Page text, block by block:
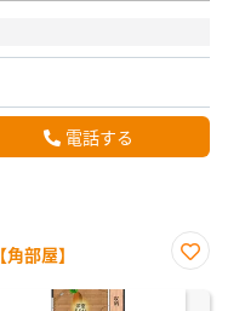
電話する
部屋】
に入